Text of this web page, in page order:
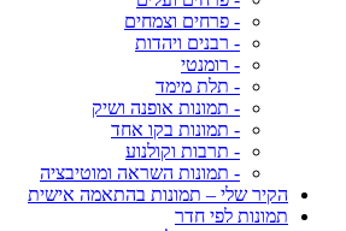
- פרחים וצמחים
- רבנים ויהדות
- רומנטי
- תלת מימד
- תמונות אופנה ושיק
- תמונות בקו אחד
- תרבות וקולנוע
- תמונות השראה ומוטיבציה
הקיר שלי – תמונות בהתאמה אישית
תמונות לפי חדר